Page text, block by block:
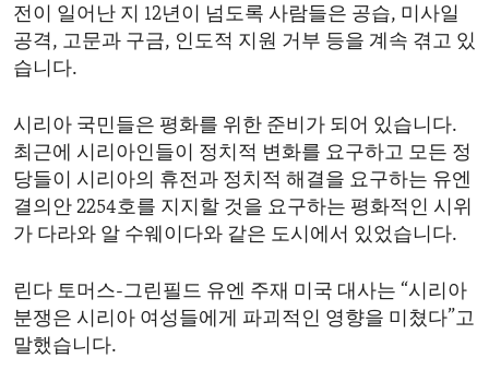
Skip
to
Search
AMERICAS
ASIA
MIDDLE EAST
HUMAN RIGHTS
SECURITY AND DEFENSE
DEMOCRACY AND GOVERNANCE
ECONOMY AND TRADE
ENVIRONMENT AND HEALTH
ARCHIVE
ABOUT US
FOLLOW US
전이 일어난 지 12년이 넘도록 사람들은 공습, 미사일
공격, 고문과 구금, 인도적 지원 거부 등을 계속 겪고 있
습니다.
시리아 국민들은 평화를 위한 준비가 되어 있습니다.
최근에 시리아인들이 정치적 변화를 요구하고 모든 정
당들이 시리아의 휴전과 정치적 해결을 요구하는 유엔
결의안 2254호를 지지할 것을 요구하는 평화적인 시위
가 다라와 알 수웨이다와 같은 도시에서 있었습니다.
린다 토머스-그린필드 유엔 주재 미국 대사는 “시리아
분쟁은 시리아 여성들에게 파괴적인 영향을 미쳤다”고
말했습니다.